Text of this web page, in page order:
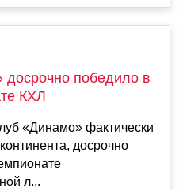
досрочно победило в
КХЛ
«Динамо» фактически
досрочно
л...